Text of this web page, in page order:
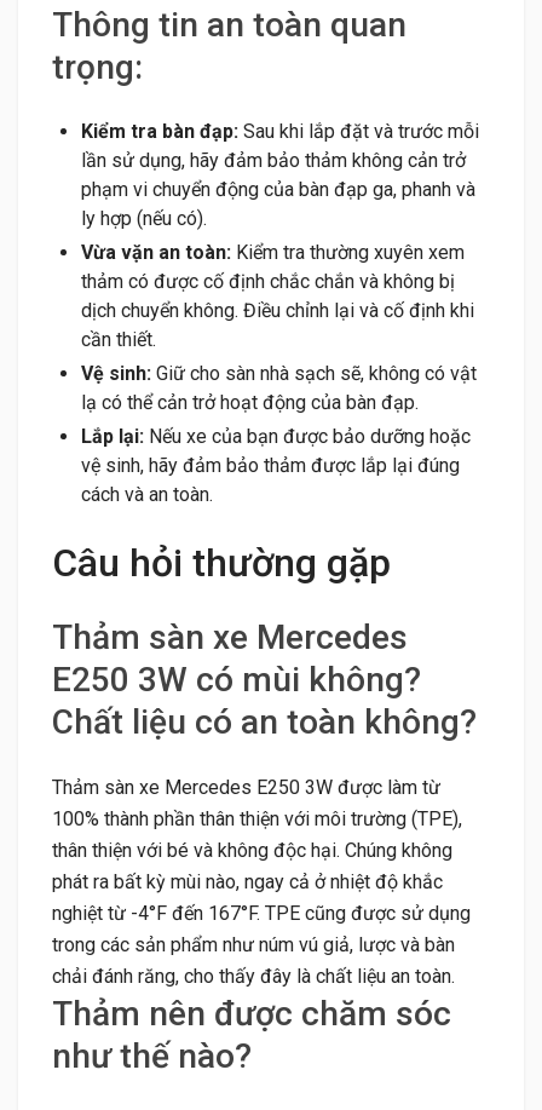
Thông tin an toàn quan
trọng:
Kiểm tra bàn đạp: Sau khi lắp đặt và trước mỗi
lần sử dụng, hãy đảm bảo thảm không cản trở
phạm vi chuyển động của bàn đạp ga, phanh và
ly hợp (nếu có).
Vừa vặn an toàn: Kiểm tra thường xuyên xem
thảm có được cố định chắc chắn và không bị
dịch chuyển không. Điều chỉnh lại và cố định khi
cần thiết.
Vệ sinh: Giữ cho sàn nhà sạch sẽ, không có vật
lạ có thể cản trở hoạt động của bàn đạp.
Lắp lại: Nếu xe của bạn được bảo dưỡng hoặc
vệ sinh, hãy đảm bảo thảm được lắp lại đúng
cách và an toàn.
Câu hỏi thường gặp
Thảm sàn xe Mercedes
E250 3W có mùi không?
Chất liệu có an toàn không?
Thảm sàn xe Mercedes E250 3W được làm từ
100% thành phần thân thiện với môi trường (TPE),
thân thiện với bé và không độc hại. Chúng không
phát ra bất kỳ mùi nào, ngay cả ở nhiệt độ khắc
nghiệt từ -4°F đến 167°F. TPE cũng được sử dụng
trong các sản phẩm như núm vú giả, lược và bàn
chải đánh răng, cho thấy đây là chất liệu an toàn.
Thảm nên được chăm sóc
như thế nào?